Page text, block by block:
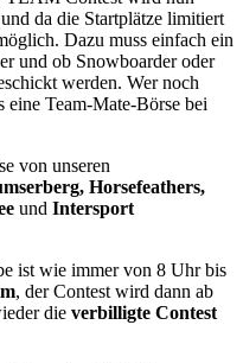
da die Startplätze limitiert
Dazu muss einfach ein
und ob Snowboarder oder
werden. Wer noch
eine Team-Mate-Börse bei
von unseren
Horsefeathers,
und Intersport
ist wie immer von 8 Uhr bis
, der Contest wird dann ab
die verbilligte Contest